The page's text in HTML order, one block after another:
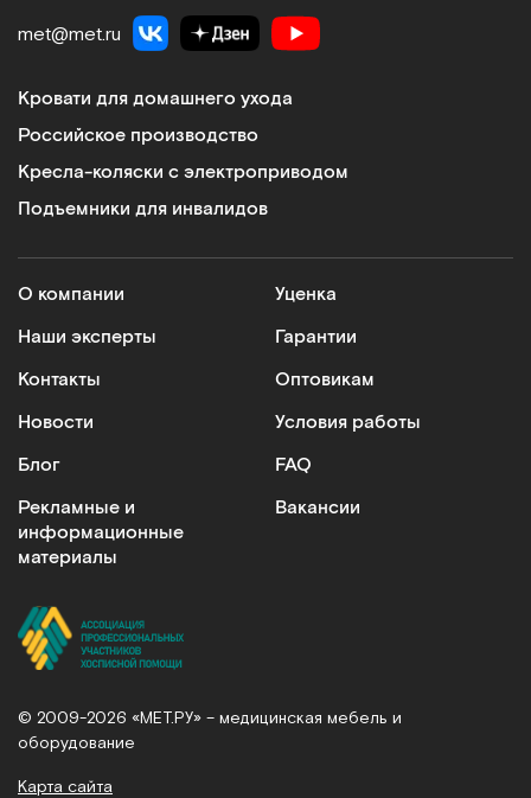
met@met.ru
Кровати для домашнего ухода
Российское производство
Кресла-коляски с электроприводом
Подъемники для инвалидов
О компании
Наши эксперты
Контакты
Новости
Блог
Рекламные и
информационные
материалы
Уценка
Гарантии
Оптовикам
Условия работы
FAQ
Вакансии
© 2009-2026 «МЕТ.РУ» – медицинская мебель и
оборудование
Карта сайта